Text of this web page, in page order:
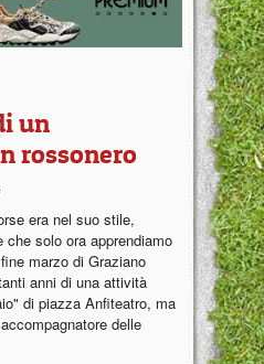
un
rossonero
era nel suo stile,
solo ora apprendiamo
marzo di Graziano
anni di una attività
di piazza Anfiteatro, ma
delle